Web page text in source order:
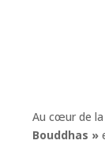
Au cœur de
Bouddhas »